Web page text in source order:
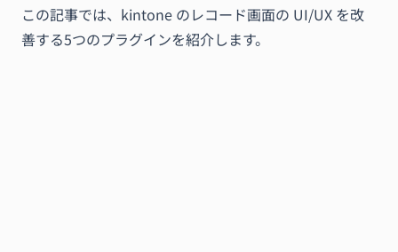
この記事では、kintone のレコード画面の UI/UX を改
善する5つのプラグインを紹介します。